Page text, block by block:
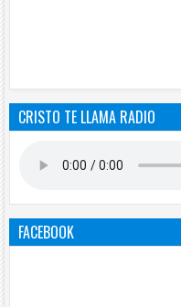
CRISTO TE LLAMA RADIO
FACEBOOK